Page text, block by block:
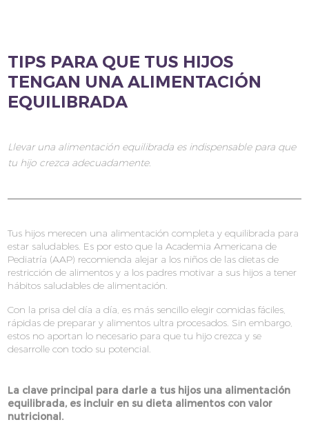
TIPS PARA QUE TUS HIJOS
TENGAN UNA ALIMENTACIÓN
EQUILIBRADA
Llevar una alimentación equilibrada es indispensable para que
tu hijo crezca adecuadamente.
Tus hijos merecen una alimentación completa y equilibrada para
estar saludables. Es por esto que la Academia Americana de
Pediatría (AAP) recomienda alejar a los niños de las dietas de
restricción de alimentos y a los padres motivar a sus hijos a tener
hábitos saludables de alimentación.
Con la prisa del día a día, es más sencillo elegir comidas fáciles,
rápidas de preparar y alimentos ultra procesados. Sin embargo,
estos no aportan lo necesario para que tu hijo crezca y se
desarrolle con todo su potencial.
La clave principal para darle a tus hijos una alimentación
equilibrada, es incluir en su dieta alimentos con valor
nutricional.